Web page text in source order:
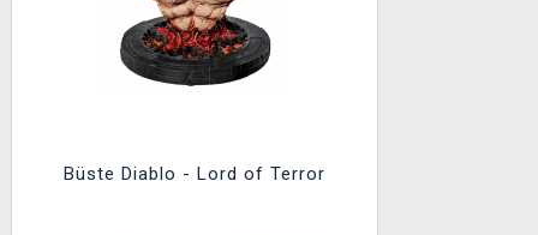
Büste Diablo - Lord of Terror